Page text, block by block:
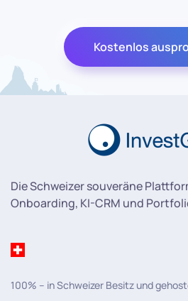
Kostenlos
Die Schweizer souveräne
Onboarding, KI-CRM und
100% – in Schweizer Besitz und